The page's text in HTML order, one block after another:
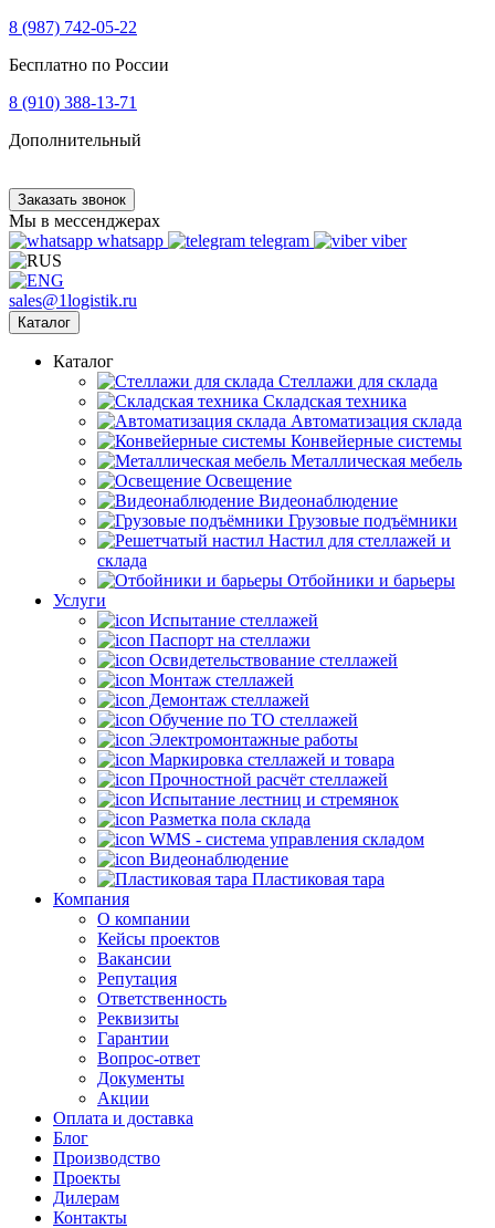
8 (987) 742-05-22
Бесплатно по России
8 (910) 388-13-71
Дополнительный
Заказать звонок
Мы в мессенджерах
whatsapp
telegram viber
sales@1logistik.ru
Каталог
Каталог
Cтеллажи для склада
Складская техника
Автоматизация склада
Конвейерные системы
Металлическая мебель
Освещение
Видеонаблюдение
Грузовые подъёмники
Настил для стеллажей и
склада
Отбойники и барьеры
Услуги
Испытание стеллажей
Паспорт на стеллажи
Освидетельствование стеллажей
Монтаж стеллажей
Демонтаж стеллажей
Обучение по ТО стеллажей
Электромонтажные работы
Маркировка стеллажей и товара
Прочностной расчёт стеллажей
Испытание лестниц и стремянок
Разметка пола склада
WMS - система управления складом
Видеонаблюдение
Пластиковая тара
Компания
О компании
Кейсы проектов
Вакансии
Репутация
Ответственность
Реквизиты
Гарантии
Вопрос-ответ
Документы
Акции
Оплата и доставка
Блог
Производство
Проекты
Дилерам
Контакты